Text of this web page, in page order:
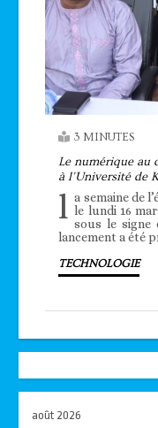
3 MINUTES
Le numérique au
à l’Université de
l a semaine de
le lundi 16
sous le signe
lancement a été
TECHNOLOGIE
août 2026